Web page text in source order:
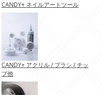
CANDY+ ネイルアートツール
CANDY+ アクリル / ブラシ / チッ
プ他